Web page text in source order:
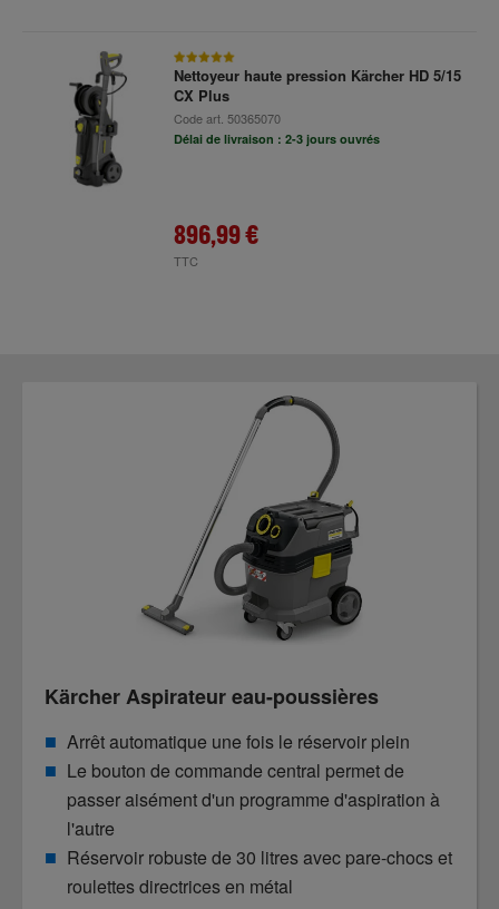
Nettoyeur haute pression Kärcher HD 5/15
CX Plus
Code art. 50365070
Délai de livraison : 2-3 jours ouvrés
896,99 €
TTC
Kärcher Aspirateur eau-poussières
Arrêt automatique une fois le réservoir plein
Le bouton de commande central permet de
passer aisément d'un programme d'aspiration à
l'autre
Réservoir robuste de 30 litres avec pare-chocs et
roulettes directrices en métal